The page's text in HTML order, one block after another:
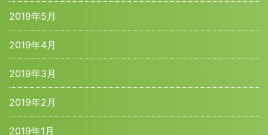
2019年5月
2019年4月
2019年3月
2019年2月
2019年1月